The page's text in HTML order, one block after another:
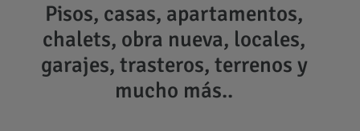
Pisos, casas, apartamentos,
chalets, obra nueva, locales,
garajes, trasteros, terrenos y
mucho más..